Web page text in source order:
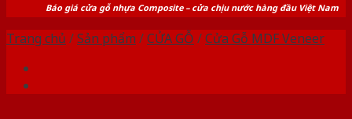
Báo giá cửa gỗ nhựa Composite – cửa chịu nước hàng đầu Việt Nam
Trang chủ /Sản phẩm /CỬA GỖ /Cửa Gỗ MDF Veneer